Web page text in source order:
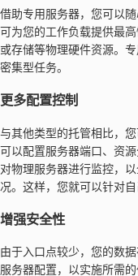
借助专用服务器，您可以
可为您的工作负载提供最
或存储等物理硬件资源。
密集型任务。
更多配置控制
与其他类型的托管相比，
可以配置服务器端口、资
对物理服务器进行监控，
况。这样，您就可以针对
增强安全性
由于入口点较少，您的数
服务器配置，以实施所需